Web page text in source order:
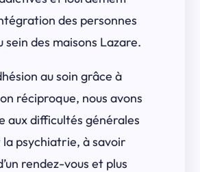
des personnes
sein des maisons Lazare.
au soin grâce à
réciproque, nous avons
aux difficultés générales
psychiatrie, à savoir
rendez-vous et plus